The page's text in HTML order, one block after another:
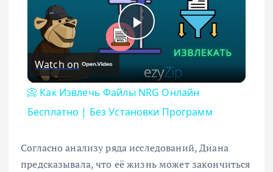
Play Video
Watch on
📀 Как Извлечь Файлы NRG Онлайн
Бесплатно | Без Установки Программ
Согласно анализу ряда исследований, Диана
предсказывала, что её жизнь может закончиться